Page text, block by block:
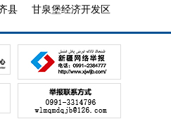
县 甘泉堡经济开发区